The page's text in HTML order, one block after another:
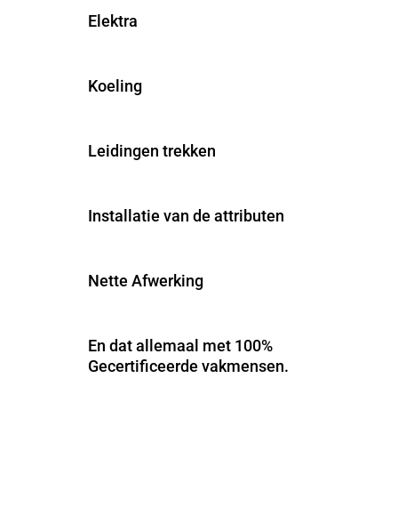
Elektra
Koeling
Leidingen trekken
Installatie van de attributen
Nette Afwerking
En dat allemaal met 100%
Gecertificeerde vakmensen.